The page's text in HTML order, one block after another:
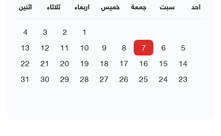
اثنين ثلاثاء اربعاء خميس جمعة سبت احد
1
2
3
4
5
6
7
8
9
10
11
12
13
14
15
16
17
18
19
20
21
22
23
24
25
26
27
28
29
30
31